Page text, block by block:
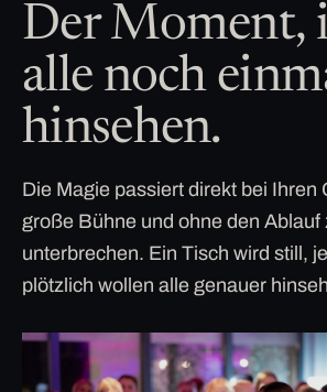
Der Moment,
alle noch
hinsehen.
Die Magie passiert direkt bei Ihren
große Bühne und ohne den Ablauf
unterbrechen. Ein Tisch wird still,
plötzlich wollen alle genauer